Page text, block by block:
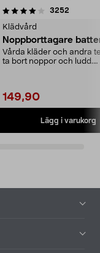
3252
Klädvård
Noppborttagare
Vårda kläder och andra
ta bort noppor och ludd.
149,90
Lägg i varukorg
4.5av 5 stjärnor